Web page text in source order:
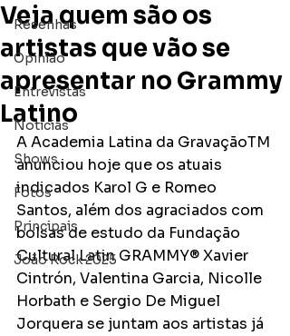
Resenhas
Opinião
Entrevistas
Notícias
Shows
Fotos
Principais
João Rock 2025
Veja quem são os
artistas que vão se
apresentar no Grammy
Latino
A Academia Latina da GravaçãoTM
anunciou hoje que os atuais
indicados Karol G e Romeo
Santos, além dos agraciados com
bolsas de estudo da Fundação
Cultural Latin GRAMMY® Xavier
Cintrón, Valentina Garcia, Nicolle
Horbath e Sergio De Miguel
Jorquera se juntam aos artistas já